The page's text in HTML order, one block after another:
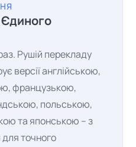
Рушій перекладу
версії англійською,
французькою,
польською,
та японською – з
точного